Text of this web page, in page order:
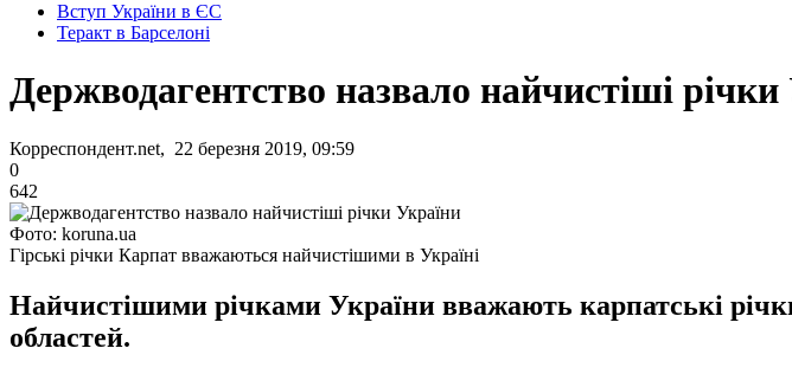
Вступ України в ЄС
Теракт в Барселоні
Держводагентство назвало найчистіші річки
Корреспондент.net, 22 березня 2019, 09:59
0
642
Фото: koruna.ua
Гірські річки Карпат вважаються найчистішими в Україні
Найчистішими річками України вважають карпатські
областей.